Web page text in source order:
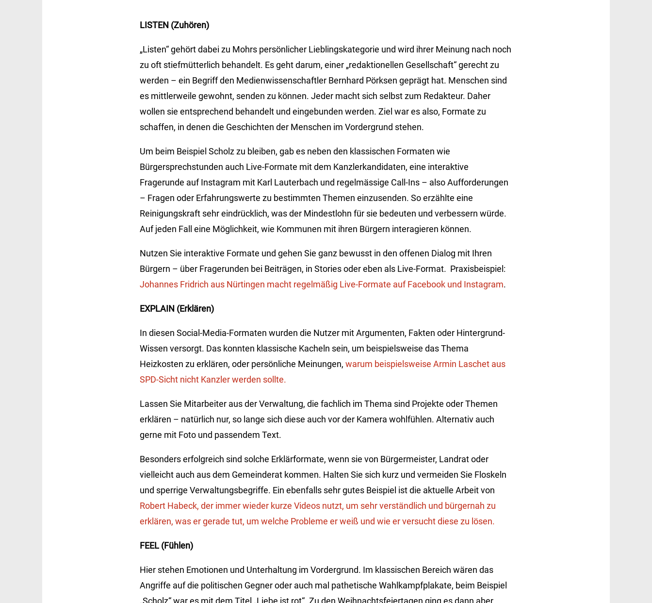
LISTEN (Zuhören)
„Listen“ gehört dabei zu Mohrs persönlicher Lieblingskategorie und wird ihrer Meinung nach noch
zu oft stiefmütterlich behandelt. Es geht darum, einer „redaktionellen Gesellschaft“ gerecht zu
werden – ein Begriff den Medienwissenschaftler Bernhard Pörksen geprägt hat. Menschen sind
es mittlerweile gewohnt, senden zu können. Jeder macht sich selbst zum Redakteur. Daher
wollen sie entsprechend behandelt und eingebunden werden. Ziel war es also, Formate zu
schaffen, in denen die Geschichten der Menschen im Vordergrund stehen.
Um beim Beispiel Scholz zu bleiben, gab es neben den klassischen Formaten wie
Bürgersprechstunden auch Live-Formate mit dem Kanzlerkandidaten, eine interaktive
Fragerunde auf Instagram mit Karl Lauterbach und regelmässige Call-Ins – also Aufforderungen
– Fragen oder Erfahrungswerte zu bestimmten Themen einzusenden. So erzählte eine
Reinigungskraft sehr eindrücklich, was der Mindestlohn für sie bedeuten und verbessern würde.
Auf jeden Fall eine Möglichkeit, wie Kommunen mit ihren Bürgern interagieren können.
Nutzen Sie interaktive Formate und gehen Sie ganz bewusst in den offenen Dialog mit Ihren
Bürgern – über Fragerunden bei Beiträgen, in Stories oder eben als Live-Format. Praxisbeispiel:
Johannes Fridrich aus Nürtingen macht regelmäßig Live-Formate auf Facebook und Instagram.
EXPLAIN (Erklären)
In diesen Social-Media-Formaten wurden die Nutzer mit Argumenten, Fakten oder Hintergrund-
Wissen versorgt. Das konnten klassische Kacheln sein, um beispielsweise das Thema
Heizkosten zu erklären, oder persönliche Meinungen, warum beispielsweise Armin Laschet aus
SPD-Sicht nicht Kanzler werden sollte.
Lassen Sie Mitarbeiter aus der Verwaltung, die fachlich im Thema sind Projekte oder Themen
erklären – natürlich nur, so lange sich diese auch vor der Kamera wohlfühlen. Alternativ auch
gerne mit Foto und passendem Text.
Besonders erfolgreich sind solche Erklärformate, wenn sie von Bürgermeister, Landrat oder
vielleicht auch aus dem Gemeinderat kommen. Halten Sie sich kurz und vermeiden Sie Floskeln
und sperrige Verwaltungsbegriffe. Ein ebenfalls sehr gutes Beispiel ist die aktuelle Arbeit von
Robert Habeck, der immer wieder kurze Videos nutzt, um sehr verständlich und bürgernah zu
erklären, was er gerade tut, um welche Probleme er weiß und wie er versucht diese zu lösen.
FEEL (Fühlen)
Hier stehen Emotionen und Unterhaltung im Vordergrund. Im klassischen Bereich wären das
Angriffe auf die politischen Gegner oder auch mal pathetische Wahlkampfplakate, beim Beispiel
„Scholz“ war es mit dem Titel „Liebe ist rot“. Zu den Weihnachtsfeiertagen ging es dann aber